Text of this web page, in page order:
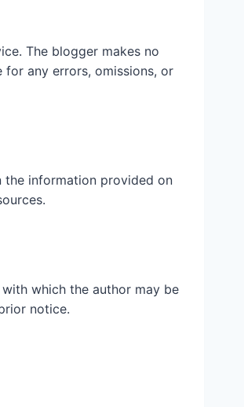
The blogger makes no
any errors, omissions, or
the information provided on
which the author may be
notice.